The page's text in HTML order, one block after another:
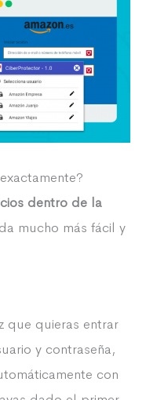
dentro de la
mucho más fácil y
que quieras entrar
y contraseña,
con